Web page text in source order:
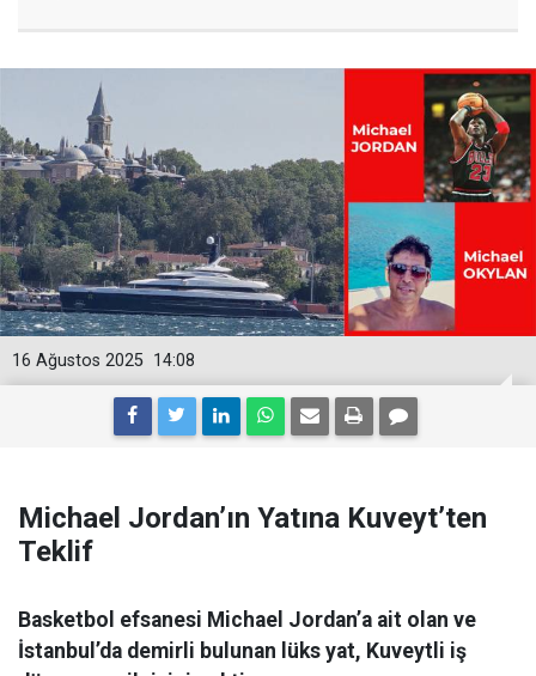
14:08
16 Ağustos 2025
Michael Jordan’ın Yatına Kuveyt’ten
Teklif
Basketbol efsanesi Michael Jordan’a ait olan ve
İstanbul’da demirli bulunan lüks yat, Kuveytli iş